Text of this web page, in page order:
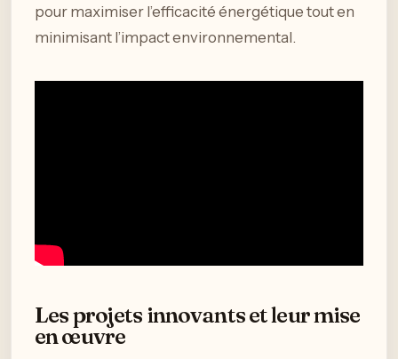
pour maximiser l’efficacité énergétique tout en
minimisant l’impact environnemental.
Les projets innovants et leur mise
en œuvre